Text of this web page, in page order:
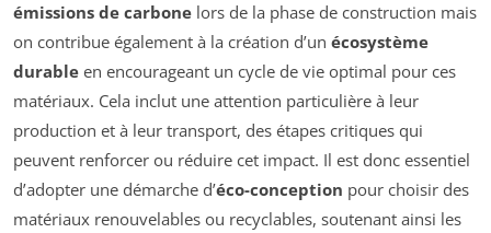
émissions de carbone lors de la phase de construction mais
on contribue également à la création d’un écosystème
durable en encourageant un cycle de vie optimal pour ces
matériaux. Cela inclut une attention particulière à leur
production et à leur transport, des étapes critiques qui
peuvent renforcer ou réduire cet impact. Il est donc essentiel
d’adopter une démarche d’éco-conception pour choisir des
matériaux renouvelables ou recyclables, soutenant ainsi les